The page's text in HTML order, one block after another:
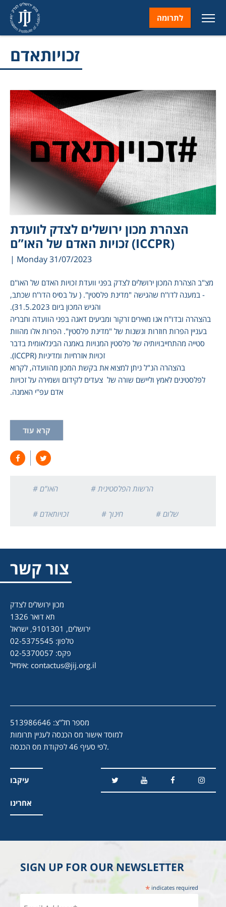
לתרומה
זכויותאדם
הצהרת מכון ירושלים לצדק לוועדת
זכויות האדם של האו”ם (ICCPR)
| Monday 31/07/2023
מצ"ב הצהרת המכון ירושלים לצדק בפני וועדת זכויות האדם של האו''ם
- במענה לדו''ח שהגישה "מדינת פלסטין". ( על בסיס הדו''ח שכתב,
והגיש המכון ביום 31.5.2023).
בהצהרה ובדו''ח אנו מאירים זרקור ומביעים דאגה בפני הוועדה וחבריה
בעניין הפרות חוזרות ונשנות של "מדינת פלסטין". הפרות אלו מהוות
סטייה מהתחייבויותיה של פלסטין המנויות באמנה הבינלאומית בדבר
זכויות אזרחיות ומדיניות (ICCPR).
בהצהרה הנ"ל ניתן למצוא את בקשת המכון מהוועדה, לקרוא
לפלסטינים לאמץ וליישם שורה של צעדים לקידום ושמירה על זכויות
אדם עפ''י האמנה.
קרא עוד
# האו"ם # הרשות הפלסטינית
# זכויותאדם # חינוך # שלום
צור קשר
מכון ירושלים לצדק
תא דואר 1326
ירושלים, 9101301, ישראל
טלפון: 02-5375545
פקס: 02-5370057
אימייל: contactus@jij.org.il
מספר חל"צ: 513986646
למוסד אישור מס הכנסה לעניין תרומות
לפי סעיף 46 לפקודת מס הכנסה.
עיקבו
אחרינו
SIGN UP FOR OUR NEWSLETTER
* indicates required